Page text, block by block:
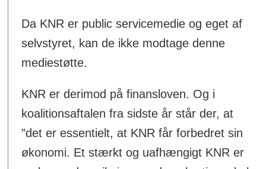
Da KNR er public servicemedie og eget af
selvstyret, kan de ikke modtage denne
mediestøtte.
KNR er derimod på finansloven. Og i
koalitionsaftalen fra sidste år står der, at
”det er essentielt, at KNR får forbedret sin
økonomi. Et stærkt og uafhængigt KNR er